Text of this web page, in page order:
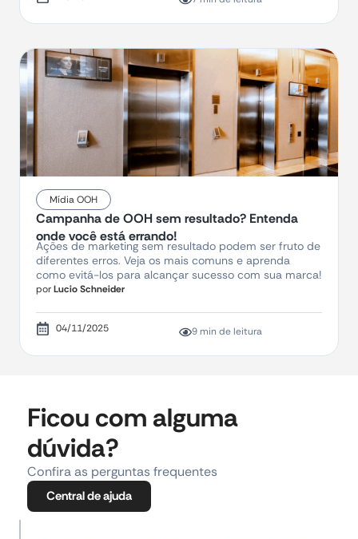
Mídia OOH
Campanha de OOH sem resultado? Entenda
onde você está errando!
Ações de marketing sem resultado podem ser fruto de
diferentes erros. Veja os mais comuns e aprenda
como evitá-los para alcançar sucesso com sua marca!
porLucio Schneider
04/11/2025 9 min de leitura
Ficou com alguma
dúvida?
Confira as perguntas frequentes
Central de ajuda